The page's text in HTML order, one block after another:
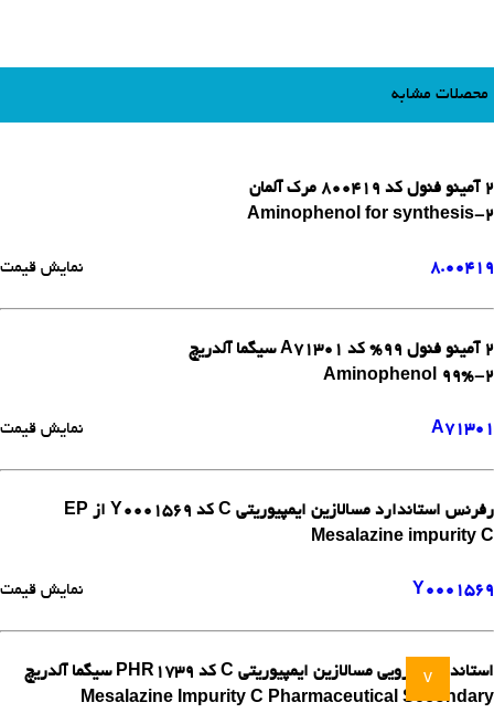
v
محصلات مشابه
2 آمینو فنول کد 800419 مرک آلمان
2-Aminophenol for synthesis
8.00419 نمایش قیمت
2 آمینو فنول 99% کد A71301 سیگما آلدریچ
2-Aminophenol 99%
A71301 نمایش قیمت
رفرنس استاندارد مسالازین ایمپیوریتی C کد Y0001569 از EP
Mesalazine impurity C
Y0001569 نمایش قیمت
استاندارد دارویی مسالازین ایمپیوریتی C کد PHR1739 سیگما آلدریچ
Mesalazine Impurity C Pharmaceutical Secondary